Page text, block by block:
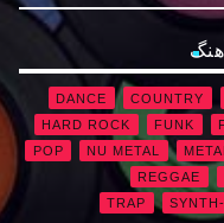
COUNTRY
DANCE
FUNK
HARD ROCK
METAL
NU METAL
POP
REGGAE
TRAP